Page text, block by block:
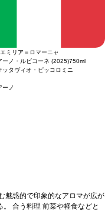
ミリア＝ロマーニャ
ーノ・ルビコーネ (2025)750ml
ッタヴィオ・ピッコロミニ
ーノ
魅惑的で印象的なアロマが広が
合う料理 前菜や軽食などと